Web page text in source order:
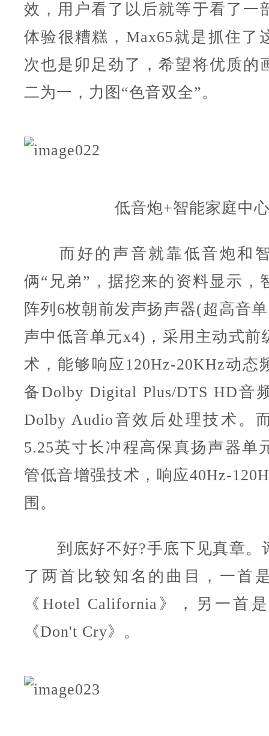
效，用户看了以后就等于看了一
体验很糟糕，Max65就是抓住了
次也是卯足劲了，希望将优质的
二为一，力图“色音双全”。
低音炮+智能家庭中
而好的声音就靠低音炮和
俩“兄弟”，据挖来的资料显示，
阵列6枚朝前发声扬声器(超高音
声中低音单元x4)，采用主动式前
术，能够响应120Hz-20KHz动态
备Dolby Digital Plus/DTS HD音
Dolby Audio音效后处理技术。
5.25英寸长冲程高保真扬声器单
管低音增强技术，响应40Hz-
围。
到底好不好?手底下见真章。
了两首比较知名的曲目，一首
《Hotel California》，另一首
《Don't Cry》。